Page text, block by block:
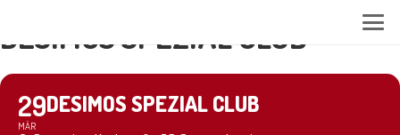
DESIMOS SPEZIAL CLUB
29
MÄR
DESIMOS SPEZIAL CLUB